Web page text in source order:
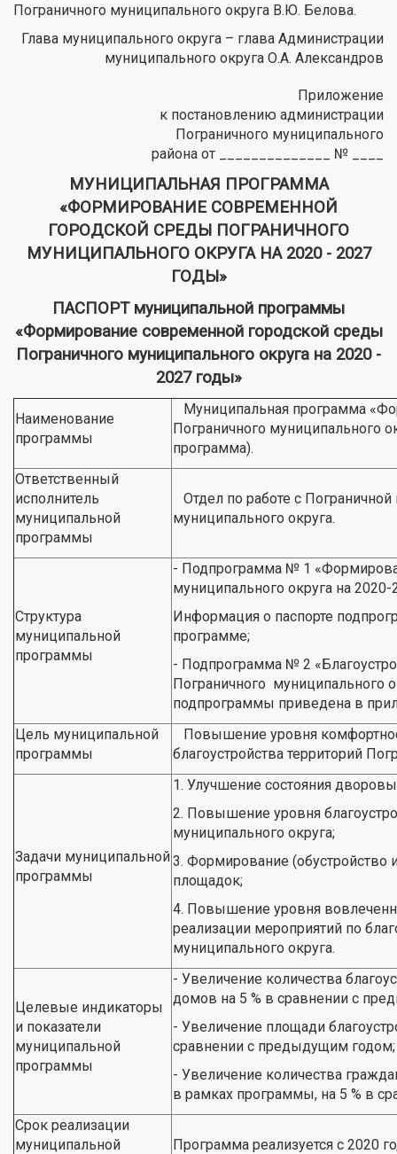
Пограничного муниципального округа В.Ю. Белова.
Глава муниципального округа – глава Администрации
муниципального округа О.А. Александров
Приложение
к постановлению администрации
Пограничного муниципального
района от ______________ № ____
МУНИЦИПАЛЬНАЯ ПРОГРАММА
«ФОРМИРОВАНИЕ СОВРЕМЕННОЙ
ГОРОДСКОЙ СРЕДЫ ПОГРАНИЧНОГО
МУНИЦИПАЛЬНОГО ОКРУГА НА 2020 - 2027
ГОДЫ»
ПАСПОРТ муниципальной программы
«Формирование современной городской среды
Пограничного муниципального округа на 2020 -
2027 годы»
Наименование
программы
Муниципальная программа
Пограничного муниципального
программа).
Ответственный
исполнитель
муниципальной
программы
Отдел по работе с
муниципального округа.
Структура
муниципальной
программы
- Подпрограмма № 1
муниципального округа на
Информация о паспорте
программе;
- Подпрограмма № 2
Пограничного муниципального
подпрограммы приведена в
Цель муниципальной
программы
Повышение уровня
благоустройства территорий
Задачи муниципальной
программы
1. Улучшение состояния
2. Повышение уровня
муниципального округа;
3. Формирование (обустройство
площадок;
4. Повышение уровня
реализации мероприятий по
муниципального округа.
Целевые индикаторы
и показатели
муниципальной
программы
- Увеличение количества
домов на 5 % в сравнении с
- Увеличение площади
сравнении с предыдущим годом;
- Увеличение количества
в рамках программы, на 5 % в
Срок реализации
муниципальной
Программа реализуется с 2020